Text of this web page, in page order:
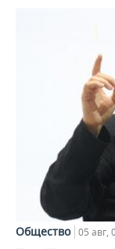
Общество 05 авг,